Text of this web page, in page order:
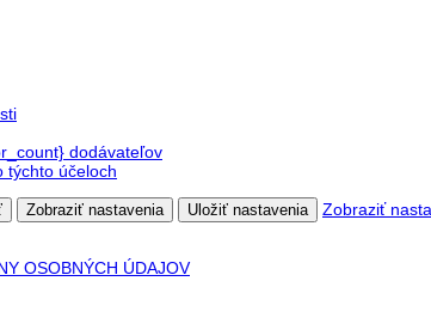
dodávateľov
týchto účeloch
Zobraziť nastavenia Uložiť nastavenia Zobraziť
OSOBNÝCH ÚDAJOV